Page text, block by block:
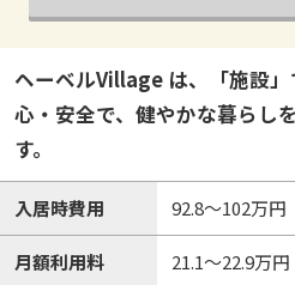
ヘーベルVillage は、「施設
心・安全で、健やかな暮らし
す。
入居時費用 92.8～102万円
月額利用料 21.1～22.9万円